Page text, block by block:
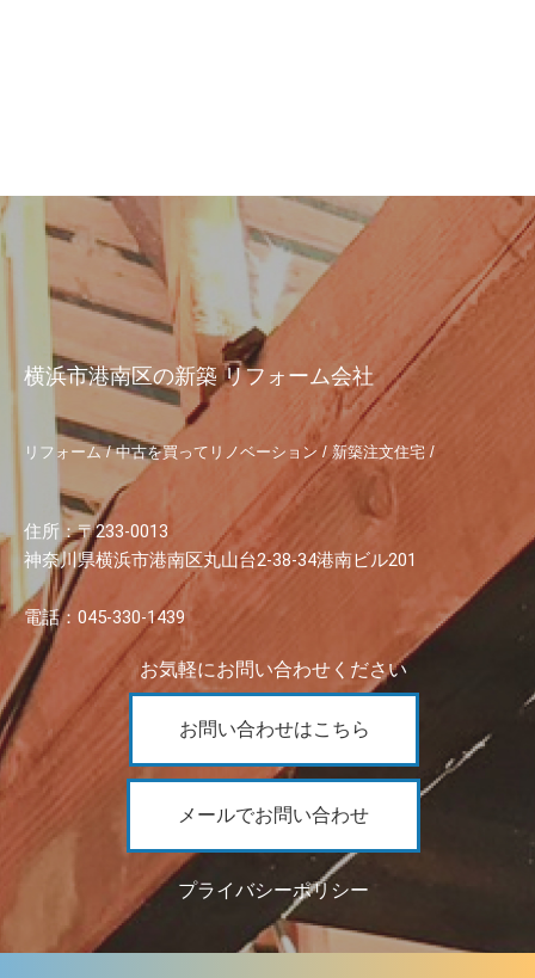
横浜市港南区の新築 リフォーム会社
リフォーム / 中古を買ってリノベーション / 新築注文住宅 /
住所：〒233-0013
神奈川県横浜市港南区丸山台2-38-34港南ビル201
電話：045-330-1439
お気軽にお問い合わせください
お問い合わせはこちら
メールでお問い合わせ
プライバシーポリシー